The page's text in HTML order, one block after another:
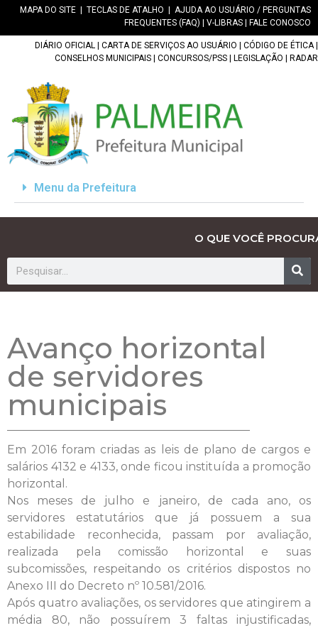
MAPA DO SITE TECLAS DE ATALHO
AJUDA AO USUÁRIO / PERGUNTAS
FREQUENTES (FAQ)
V-LIBRAS FALE CONOSCO
DIÁRIO OFICIAL CARTA DE SERVIÇOS AO USUÁRIO CÓDIGO DE ÉTICA|
CONSELHOS MUNICIPAIS
CONCURSOS/PSS LEGISLAÇÃO RADAR
Menu da Prefeitura
O QUE VOCÊ
Avanço horizontal
de servidores
municipais
Em 2016 foram criadas as leis de plano de cargos e
salários 4132 e 4133, onde ficou instituída a promoção
horizontal.
Nos meses de julho e janeiro, de cada ano, os
servidores estatutários que já possuem a sua
estabilidade reconhecida, passam por avaliação,
realizada pela comissão horizontal e suas
subcomissões, respeitando os critérios dispostos no
Anexo III do Decreto nº 10.581/2016.
Após quatro avaliações, os servidores que atingirem a
média 80, não possuírem 3 faltas injustificadas,